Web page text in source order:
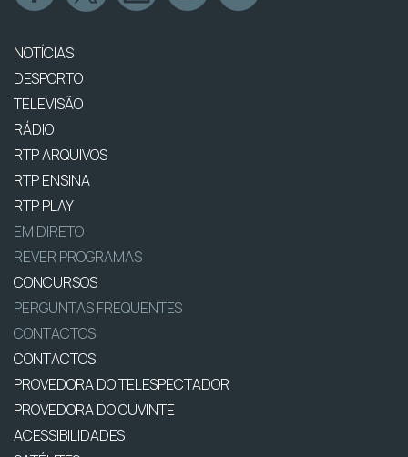
NOTÍCIAS
DESPORTO
TELEVISÃO
RÁDIO
RTP ARQUIVOS
RTP ENSINA
RTP PLAY
EM DIRETO
REVER PROGRAMAS
CONCURSOS
PERGUNTAS FREQUENTES
CONTACTOS
CONTACTOS
PROVEDORA DO TELESPECTADOR
PROVEDORA DO OUVINTE
ACESSIBILIDADES